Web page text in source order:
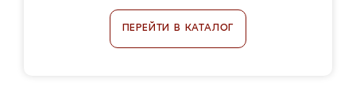
ПЕРЕЙТИ В КАТАЛОГ